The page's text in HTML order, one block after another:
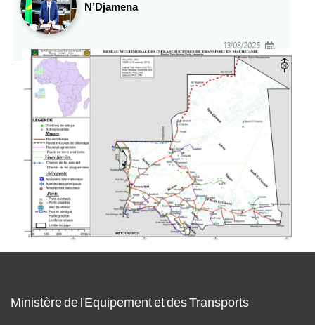
N’Djamena
13/08/2025
Ministère de l'Equipement et des Transports